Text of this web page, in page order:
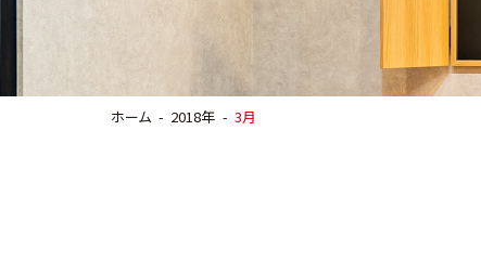
ホーム 2018年 3月